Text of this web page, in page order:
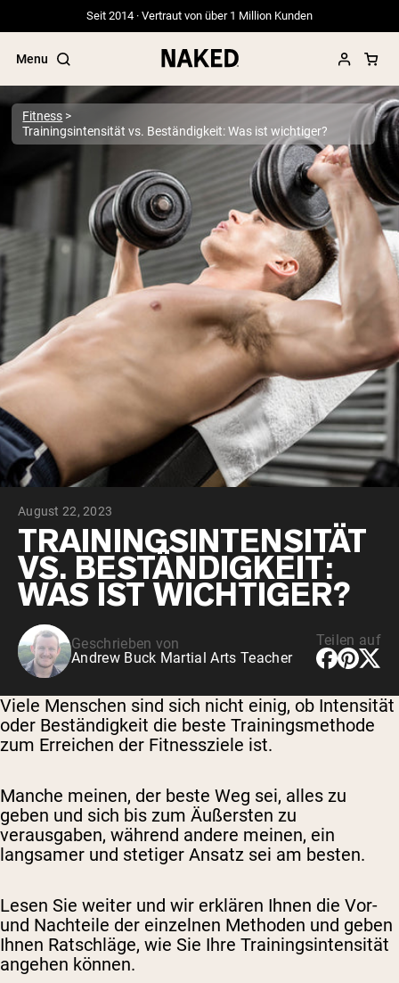
Seit 2014 · Vertraut von über 1 Million Kunden
Menu
Beliebte Suchbegriffe
”Protein Powder“
”Overnight Oats“
”Vegan protein“
”Collagen“
”Micellar Casein“
Fitness
Trainingsintensität vs. Beständigkeit: Was ist wichtiger?
August 22, 2023
TRAININGSINTENSITÄT
VS. BESTÄNDIGKEIT:
WAS IST WICHTIGER?
Geschrieben von
Andrew Buck Martial Arts Teacher
Teilen auf
Viele Menschen sind sich nicht einig, ob Intensität
oder Beständigkeit die beste Trainingsmethode
zum Erreichen der Fitnessziele ist.
Manche meinen, der beste Weg sei, alles zu
geben und sich bis zum Äußersten zu
verausgaben, während andere meinen, ein
langsamer und stetiger Ansatz sei am besten.
Lesen Sie weiter und wir erklären Ihnen die Vor-
und Nachteile der einzelnen Methoden und geben
Ihnen Ratschläge, wie Sie Ihre Trainingsintensität
angehen können.